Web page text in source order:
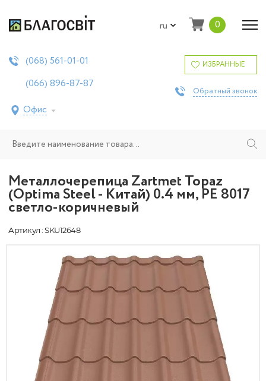
ru 0
(068) 561-01-01
(066) 896-87-87
Офис
ИЗБРАННЫЕ
Обратный звонок
Металлочерепица Zartmet Topaz
(Optima Steel - Китай) 0.4 мм, РЕ 8017
светло-коричневый
Артикул : SKU12648